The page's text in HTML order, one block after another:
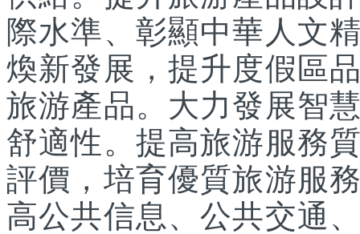
際水準、彰顯中華人文
煥新發展，提升度假區
旅游產品。大力發展智
舒適性。提高旅游服務
評價，培育優質旅游服
高公共信息、公共交通